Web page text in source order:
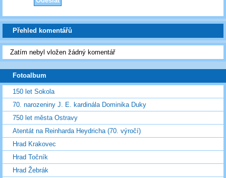
Přehled komentářů
Zatím nebyl vložen žádný komentář
Fotoalbum
150 let Sokola
70. narozeniny J. E. kardinála Dominika Duky
750 let města Ostravy
Atentát na Reinharda Heydricha (70. výročí)
Hrad Krakovec
Hrad Točník
Hrad Žebrák